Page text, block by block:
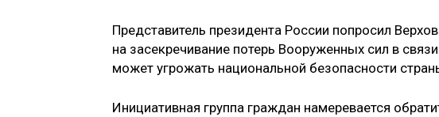
Представитель президента России попросил
на засекречивание потерь Вооруженных сил в
может угрожать национальной безопасности
Инициативная группа граждан намеревается